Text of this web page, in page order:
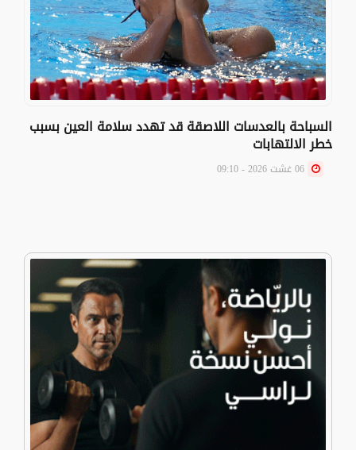
السباحة بالعدسات اللاصقة قد تهدد سلامة العين بسبب
خطر الالتهابات